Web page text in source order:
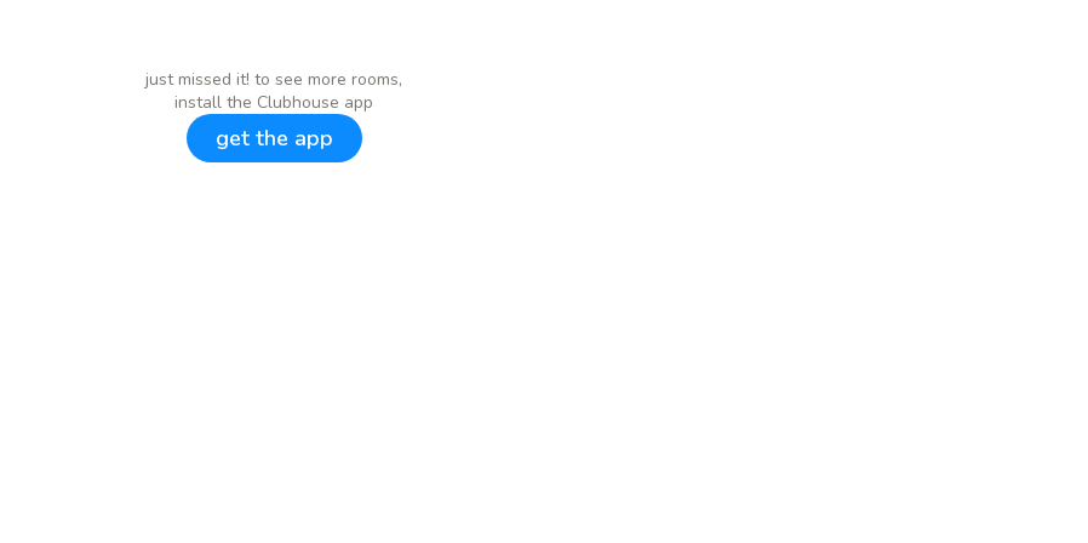
just missed it! to see more rooms,
install the Clubhouse app
get the app